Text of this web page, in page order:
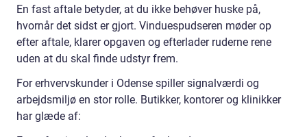
En fast aftale betyder, at du ikke behøver huske på,
hvornår det sidst er gjort. Vinduespudseren møder op
efter aftale, klarer opgaven og efterlader ruderne rene
uden at du skal finde udstyr frem.
For erhvervskunder i Odense spiller signalværdi og
arbejdsmiljø en stor rolle. Butikker, kontorer og klinikker
har glæde af: